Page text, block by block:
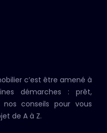
c’est être amené à
démarches : prêt,
conseils pour vous
de A à Z.